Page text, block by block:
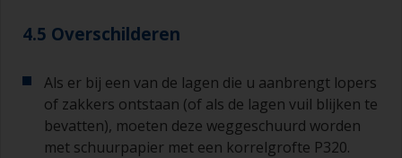
4.5 Overschilderen
Als er bij een van de lagen die u aanbrengt lopers
of zakkers ontstaan (of als de lagen vuil blijken te
bevatten), moeten deze weggeschuurd worden
met schuurpapier met een korrelgrofte P320.